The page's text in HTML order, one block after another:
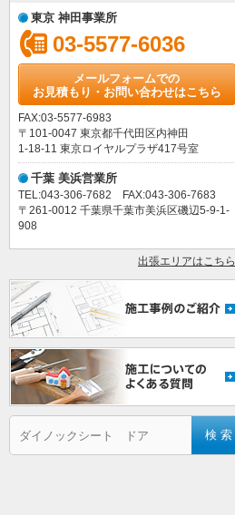
東京 神田事業所
03-5577-6036
メールフォームでの
お見積もり・お問い合わせはこちら
FAX:03-5577-6983
〒101-0047 東京都千代田区内神田
1-18-11 東京ロイヤルプラザ417号室
千葉 美浜営業所
TEL:043-306-7682 FAX:043-306-7683
〒261-0012 千葉県千葉市美浜区磯辺5-9-1-
908
出張エリアはこちら